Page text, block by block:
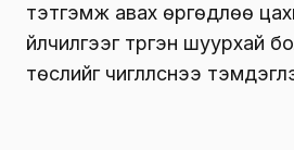
тэтгэмж авах өргөдлөө
үйлчилгээг түргэн шуурхай
төслийг чиглүүлснээ